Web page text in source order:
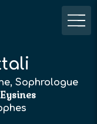
Sophrologue
Eysines